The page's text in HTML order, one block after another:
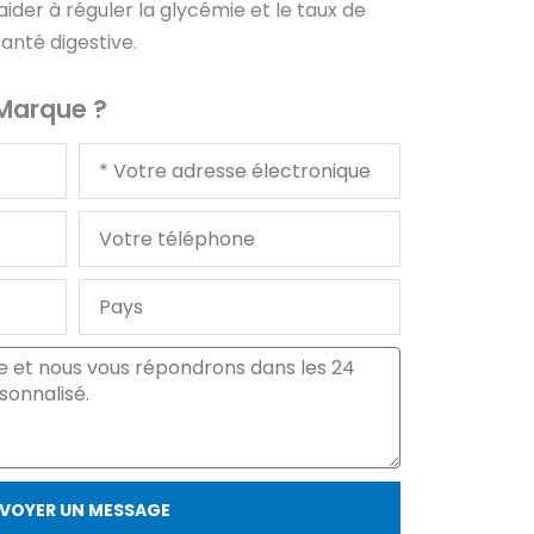
à réguler la glycémie et le taux de
digestive.
?
Votre
Votre
Pays
UN MESSAGE